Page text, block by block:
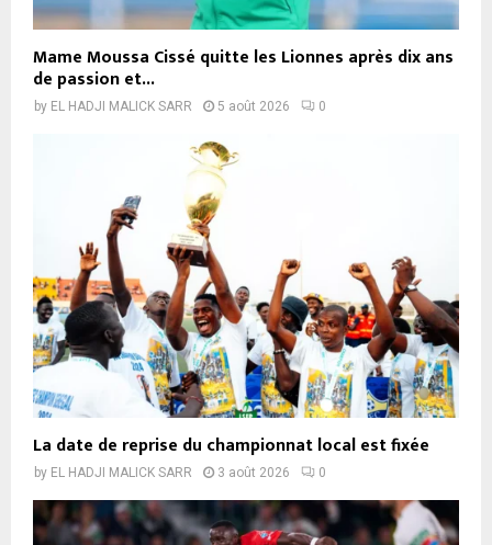
Mame Moussa Cissé quitte les Lionnes après dix ans
de passion et...
by EL HADJI MALICK SARR 5 août 2026 0
La date de reprise du championnat local est fixée
by EL HADJI MALICK SARR 3 août 2026 0